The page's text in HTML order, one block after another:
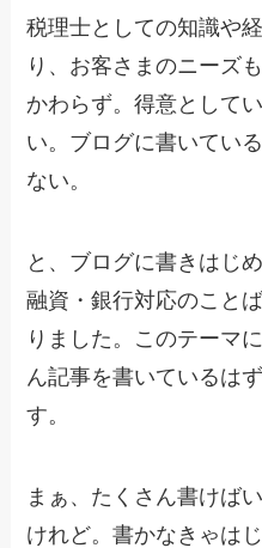
税理士としての知識や
り、お客さまのニーズ
かわらず。得意として
い。ブログに書いてい
ない。
と、ブログに書きはじ
融資・銀行対応のこと
りました。このテーマ
ん記事を書いているは
す。
まぁ、たくさん書けば
けれど。書かなきゃは